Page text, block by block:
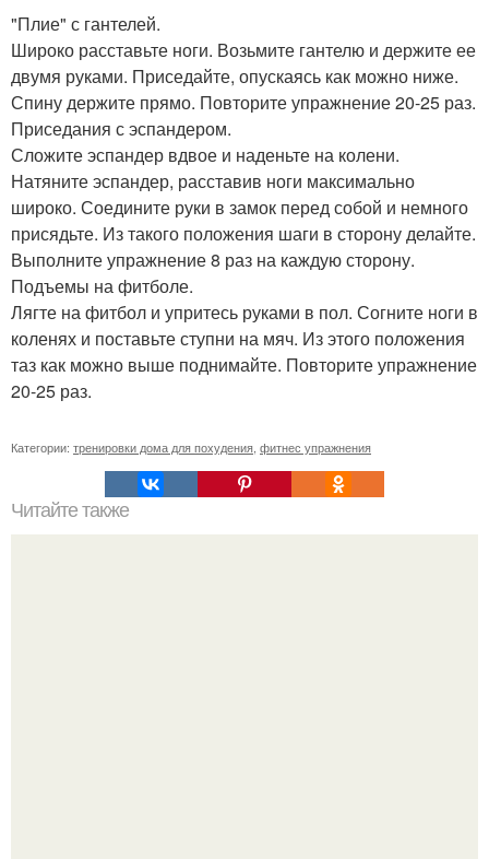
"Плие" с гантелей.
Широко расставьте ноги. Возьмите гантелю и держите ее
двумя руками. Приседайте, опускаясь как можно ниже.
Спину держите прямо. Повторите упражнение 20-25 раз.
Приседания с эспандером.
Сложите эспандер вдвое и наденьте на колени.
Натяните эспандер, расставив ноги максимально
широко. Соедините руки в замок перед собой и немного
присядьте. Из такого положения шаги в сторону делайте.
Выполните упражнение 8 раз на каждую сторону.
Подъемы на фитболе.
Лягте на фитбол и упритесь руками в пол. Согните ноги в
коленях и поставьте ступни на мяч. Из этого положения
таз как можно выше поднимайте. Повторите упражнение
20-25 раз.
Категории: тренировки дома для похудения фитнес упражнения
Читайте также